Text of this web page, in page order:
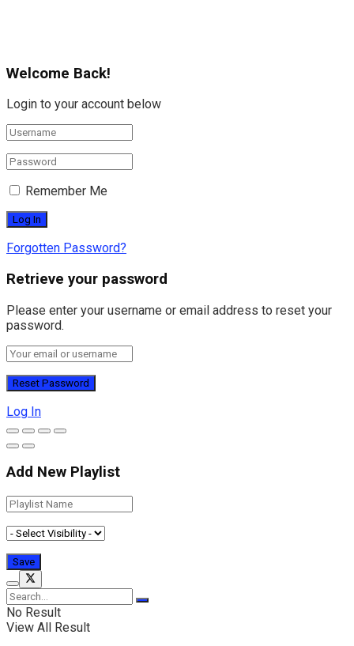
Welcome Back!
Login to your account below
Remember Me
Forgotten Password?
Retrieve your password
Please enter your username or email address to reset your
password.
Log In
Add New Playlist
No Result
View All Result